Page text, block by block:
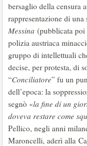
bersaglio della censura
rappresentazione di una
Messina (pubblicata poi
polizia austriaca
gruppo di intellettuali
decise, per protesta, di
“Conciliatore” fu un
dell’epoca: la
segnò «la fine di un
doveva restare come
Pellico, negli anni
Maroncelli, aderì alla